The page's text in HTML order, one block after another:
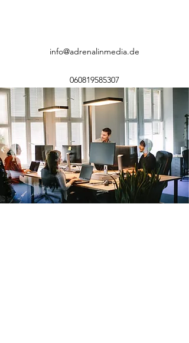
info@adrenalinmedia.de
060819585307